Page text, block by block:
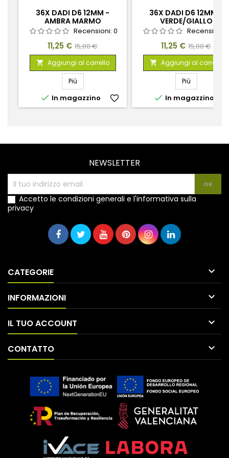
36X DADI D6 12MM -
AMBRA MARMO
Recensioni: 0
Prezzo
11,25 € Prezzo
base
15,00 €
 Aggiungi al carrello
Più
 In magazzino favorite_border
36X DADI D6 12MM -
VERDE/GIALLO
TRASPARENTE
Recensioni:
Prezzo
11,25 € Prezzo
base
15,00 €
 Aggiungi al carrello
Più
 In magazzino
NEWSLETTER
Accetto le condizioni generali e l'informativa sulla
privacy
CATEGORIE 
INFORMAZIONI 
IL TUO ACCOUNT 
CONTATTO 